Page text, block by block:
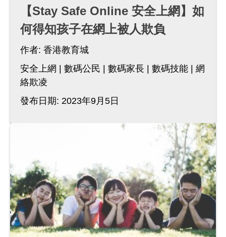
【Stay Safe Online 安全上網】如
何得知孩子在網上被人欺負
作者: 香港教育城
安全上網
數碼公民 數碼家長 數碼技能
網
絡欺凌
發布日期: 2023年9月5日